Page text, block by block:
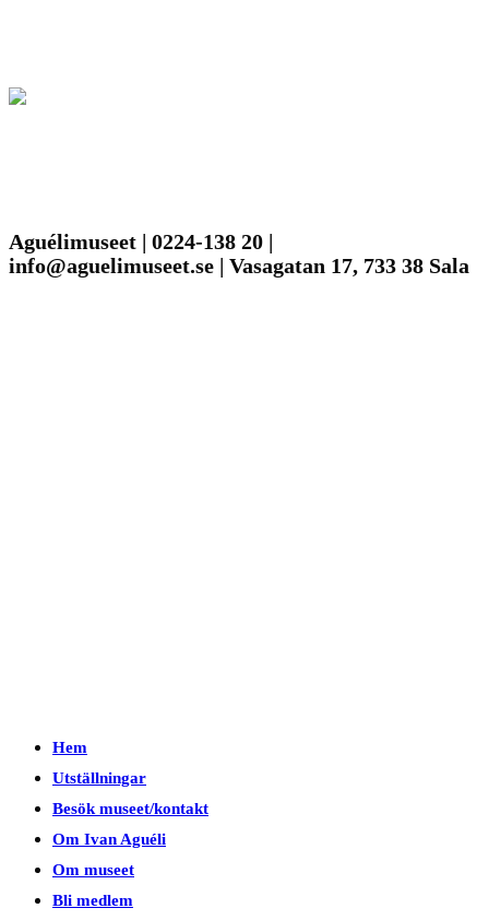
Aguélimuseet | 0224-138 20 |
info@aguelimuseet.se | Vasagatan 17, 733 38 Sala
Hem
Utställningar
Besök museet/kontakt
Om Ivan Aguéli
Om museet
Bli medlem